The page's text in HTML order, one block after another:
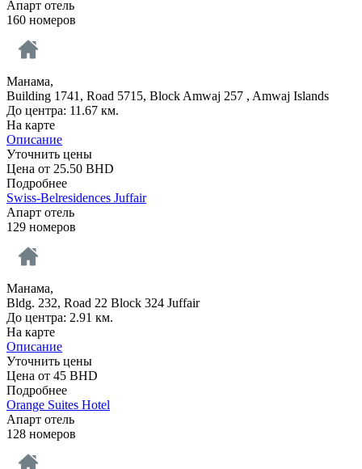
Апарт отель
160 номеров
Манама,
Building 1741, Road 5715, Block Amwaj 257 , Amwaj Islands
До центра: 11.67 км.
На карте
Описание
Уточнить цены
Цена от 25.50 BHD
Подробнее
Swiss-Belresidences Juffair
Апарт отель
129 номеров
Манама,
Bldg. 232, Road 22 Block 324 Juffair
До центра: 2.91 км.
На карте
Описание
Уточнить цены
Цена от 45 BHD
Подробнее
Orange Suites Hotel
Апарт отель
128 номеров